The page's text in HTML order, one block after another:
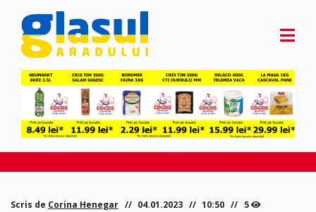
Scris de Corina Henegar 04.01.2023 10:50 5